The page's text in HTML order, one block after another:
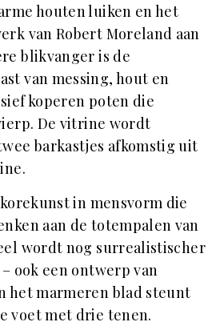
houten luiken en het
van Robert Moreland aan
blikvanger is de
van messing, hout en
koperen poten die
De vitrine wordt
barkastjes afkomstig uit
in mensvorm die
aan de totempalen van
wordt nog surrealistischer
ook een ontwerp van
het marmeren blad steunt
voet met drie tenen.